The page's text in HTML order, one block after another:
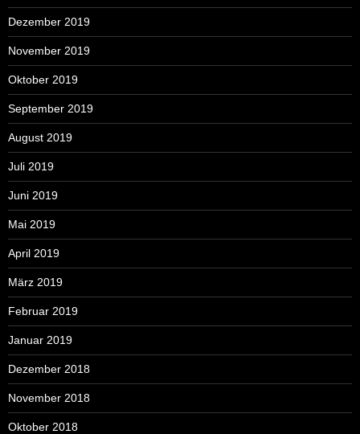
Dezember 2019
November 2019
Oktober 2019
September 2019
August 2019
Juli 2019
Juni 2019
Mai 2019
April 2019
März 2019
Februar 2019
Januar 2019
Dezember 2018
November 2018
Oktober 2018